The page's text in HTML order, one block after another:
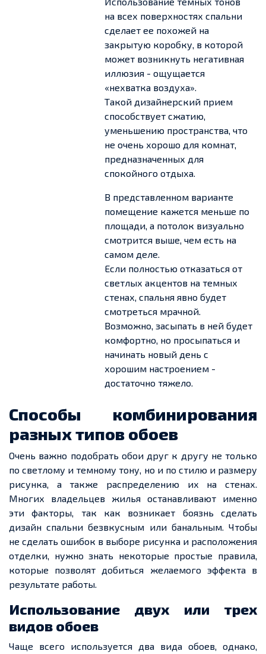
на всех поверхностях спальни
сделает ее похожей на
закрытую коробку, в которой
может возникнуть негативная
иллюзия - ощущается
«нехватка воздуха».
Такой дизайнерский прием
способствует сжатию,
уменьшению пространства, что
не очень хорошо для комнат,
предназначенных для
спокойного отдыха.
В представленном варианте
помещение кажется меньше по
площади, а потолок визуально
смотрится выше, чем есть на
самом деле.
Если полностью отказаться от
светлых акцентов на темных
стенах, спальня явно будет
смотреться мрачной.
Возможно, засыпать в ней будет
комфортно, но просыпаться и
начинать новый день с
хорошим настроением -
достаточно тяжело.
Способы комбинирования
разных типов обоев
Очень важно подобрать обои друг к другу не только
по светлому итемному тону, но и по стилю и размеру
рисунка, а также распределению их на стенах.
Многих владельцев жилья останавливают именно
эти факторы, так как возникает боязнь сделать
дизайн спальни безвкусным или банальным. Чтобы
не сделать ошибок в выборе рисунка и расположения
отделки, нужно знать некоторые простые правила,
которые позволят добиться желаемого эффекта в
результате работы.
Использование двух или трех
видов обоев
Чаще всего используется два вида обоев, однако,